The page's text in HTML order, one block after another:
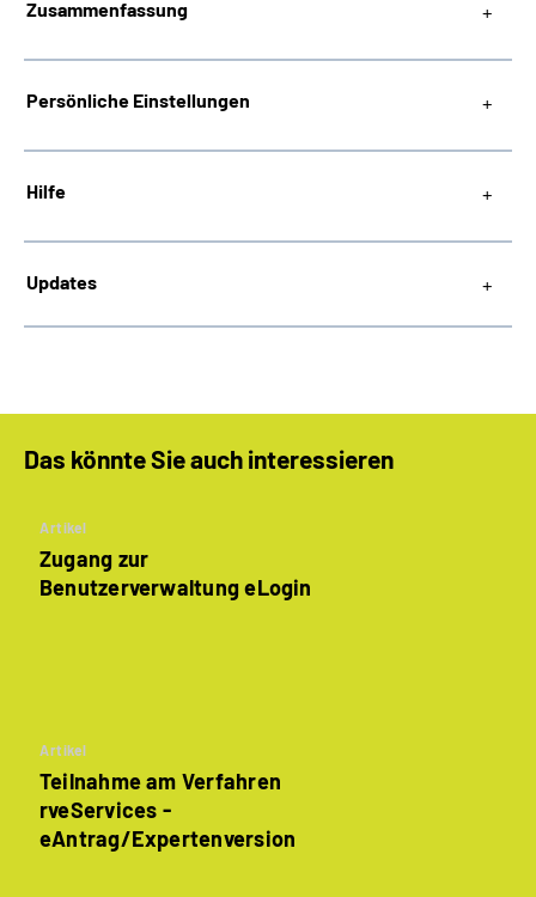
Zusammenfassung
Persönliche Einstellungen
Hilfe
Updates
Das könnte Sie auch interessieren
Artikel
Zugang zur
Benutzerverwaltung eLogin
Artikel
Teilnahme am Verfahren
rveServices -
eAntrag/Expertenversion